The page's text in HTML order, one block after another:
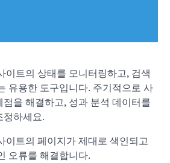
이트의 상태를 모니터링하고, 검색
유용한 도구입니다. 주기적으로 사
을 해결하고, 성과 분석 데이터를
정하세요.
이트의 페이지가 제대로 색인되고
오류를 해결합니다.